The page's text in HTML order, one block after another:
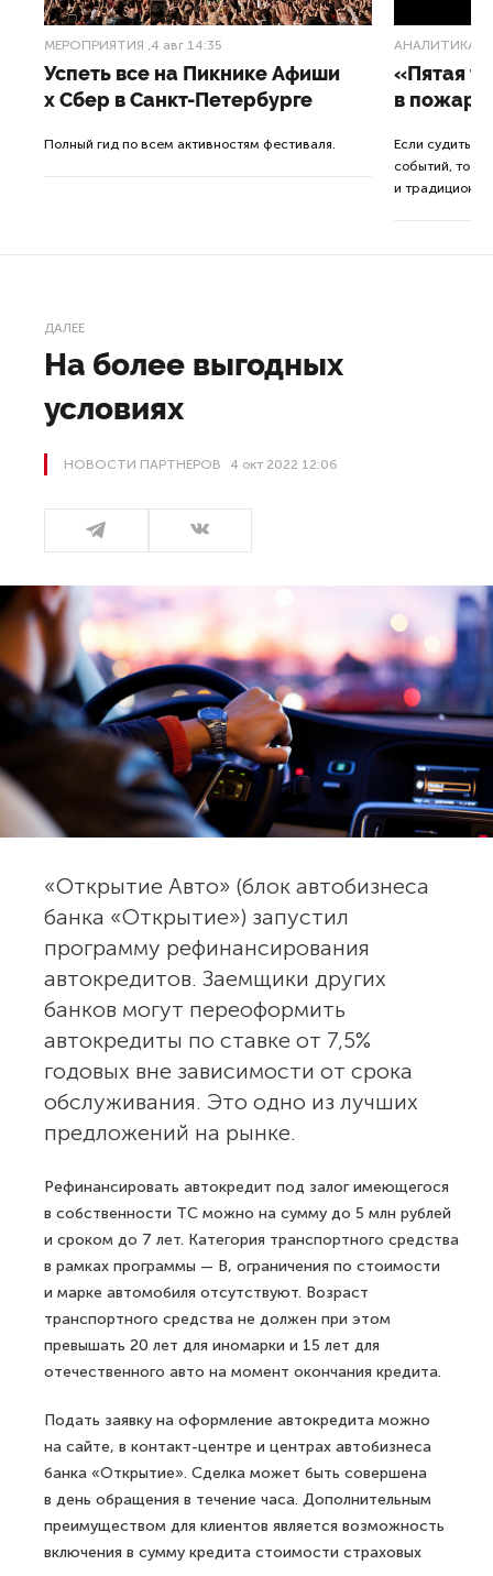
МЕРОПРИЯТИЯ ,4 авг 14:35
Успеть все на Пикнике Афиши
x Сбер в Санкт-Петербурге
Полный гид по всем активностям фестиваля.
АНАЛИТИКА
«Пятая
в
Если судить
событий, то
и
ДАЛЕЕ
На более выгодных
условиях
НОВОСТИ ПАРТНЕРОВ 4 окт 2022 12:06
«Открытие Авто» (блок автобизнеса
банка «Открытие») запустил
программу рефинансирования
автокредитов. Заемщики других
банков могут переоформить
автокредиты по ставке от 7,5%
годовых вне зависимости от срока
обслуживания. Это одно из лучших
предложений на рынке.
Рефинансировать автокредит под залог имеющегося
в собственности ТС можно на сумму до 5 млн рублей
и сроком до 7 лет. Категория транспортного средства
в рамках программы — B, ограничения по стоимости
и марке автомобиля отсутствуют. Возраст
транспортного средства не должен при этом
превышать 20 лет для иномарки и 15 лет для
отечественного авто на момент окончания кредита.
Подать заявку на оформление автокредита можно
на сайте, в контакт-центре и центрах автобизнеса
банка «Открытие». Сделка может быть совершена
в день обращения в течение часа. Дополнительным
преимуществом для клиентов является возможность
включения в сумму кредита стоимости страховых